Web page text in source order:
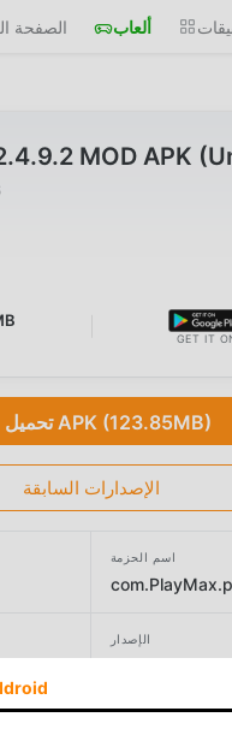
الصفحة ألعاب
MOD APK
GET IT
تحميل APK (123.85MB)
الإصدارات السابقة
اسم الحزمة
الإصدار